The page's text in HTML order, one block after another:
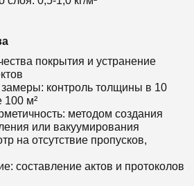
покрытия и устранение
контроль толщины в 10
100 м²
методом создания
или вакуумирования
на отсутствие пропусков,
составление актов и протоколов